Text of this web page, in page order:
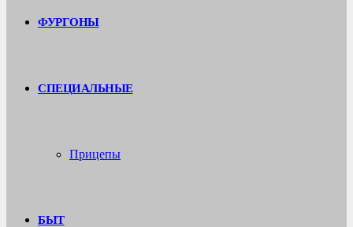
ФУРГОНЫ
СПЕЦИАЛЬНЫЕ
Прицепы
БЫТ